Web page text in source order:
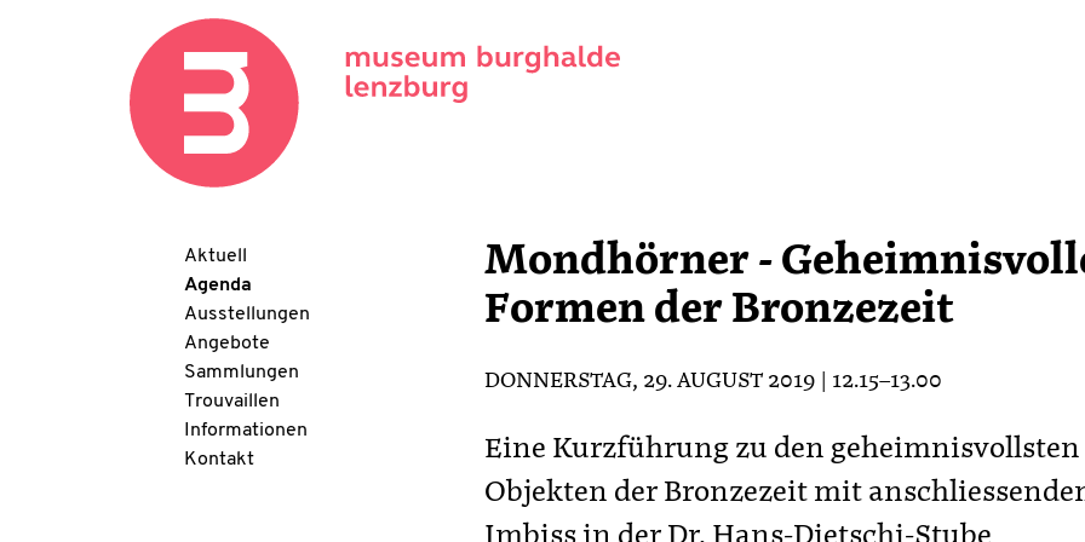
Aktuell
Agenda
Ausstellungen
Angebote
Sammlungen
Trouvaillen
Informationen
Kontakt
Mondhörner -
Formen der Bronzezeit
DONNERSTAG, 29. AUGUST 2019 | 12.15–13.00
Eine Kurzführung zu den geheimnisvollsten
Objekten der Bronzezeit mit
Imbiss in der Dr. Hans-Dietschi-Stube